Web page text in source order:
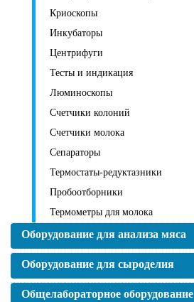
Криоскопы
Инкубаторы
Центрифуги
Тесты и индикация
Люминоскопы
Счетчики колоний
Счетчики молока
Сепараторы
Термостаты-редуктазники
Пробоотборники
Термометры для молока
Оборудование для анализа мяса
Оборудование для сыроделия
Общелабораторное оборудование